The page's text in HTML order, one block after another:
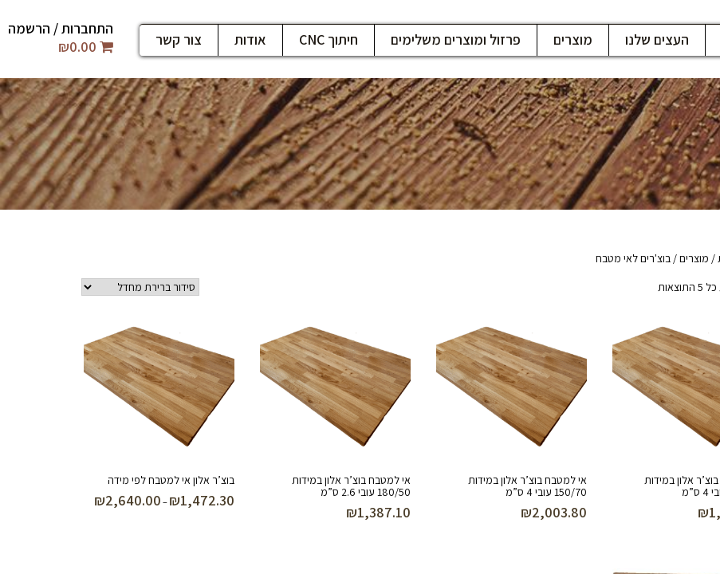
העצים שלנו מוצרים פרזול ומוצרים משלימים חיתוך CNC אודות צור קשר
התחברות / הרשמה
₪0.00
/ מוצרים/ בוצ'רים לאי מטבח
אלון במידות
₪
אי למטבח בוצ’ר אלון במידות
150/70 עובי 4 ס”מ
₪2,003.80
אי למטבח בוצ’ר אלון במידות
180/50 עובי 2.6 ס”מ
₪1,387.10
בוצ’ר אלון אי למטבח לפי מידה
₪1,472.30
–
₪2,640.00